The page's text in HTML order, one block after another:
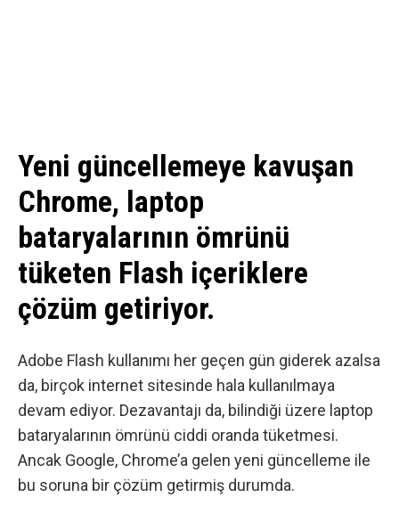
Yeni güncellemeye kavuşan
Chrome, laptop
bataryalarının ömrünü
tüketen Flash içeriklere
çözüm getiriyor.
Adobe Flash kullanımı her geçen gün giderek azalsa
da, birçok internet sitesinde hala kullanılmaya
devam ediyor. Dezavantajı da, bilindiği üzere laptop
bataryalarının ömrünü ciddi oranda tüketmesi.
Ancak Google, Chrome’a gelen yeni güncelleme ile
bu soruna bir çözüm getirmiş durumda.